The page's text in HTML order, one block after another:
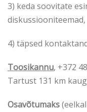
3) keda soovitate
diskussiooniteemad,
4) täpsed
Toosikannu, +372
Tartust 131 km
Osavõtumaks